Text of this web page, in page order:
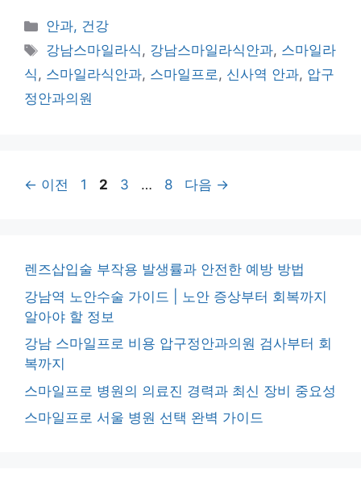
카
테
리
안과, 건강
태
그
강남스마일라식, 강남스마일라식안과, 스마일라
식, 스마일라식안과, 스마일프로, 신사역 안과, 압구
정안과의원
← 이전
페
1
페
2
페
3 …
페
8 다음 →
렌즈삽입술 부작용 발생률과 안전한 예방 방법
강남역 노안수술 가이드 | 노안 증상부터 회복까지
알아야 할 정보
강남 스마일프로 비용 압구정안과의원 검사부터 회
복까지
스마일프로 병원의 의료진 경력과 최신 장비 중요성
스마일프로 서울 병원 선택 완벽 가이드